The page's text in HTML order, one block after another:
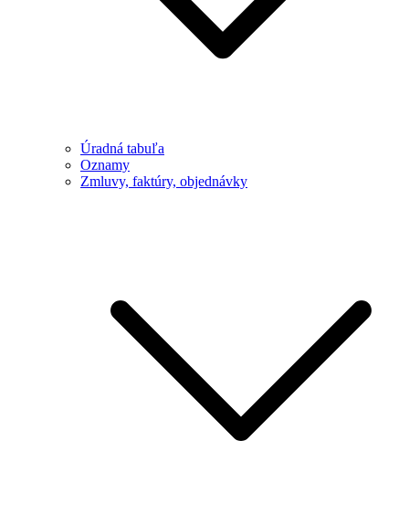
Úradná tabuľa
Oznamy
Zmluvy, faktúry, objednávky